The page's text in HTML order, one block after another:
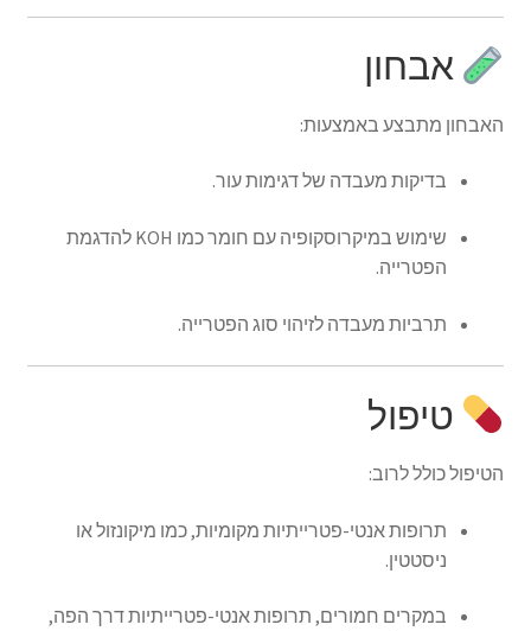
אבחון
האבחון מתבצע באמצעות:
בדיקות מעבדה של דגימות עור.
שימוש במיקרוסקופיה עם חומר כמו KOH להדגמת
הפטרייה.
תרביות מעבדה לזיהוי סוג הפטרייה.
טיפול
הטיפול כולל לרוב:
תרופות אנטי-פטרייתיות מקומיות, כמו מיקונזול או
ניסטטין.
במקרים חמורים, תרופות אנטי-פטרייתיות דרך הפה,